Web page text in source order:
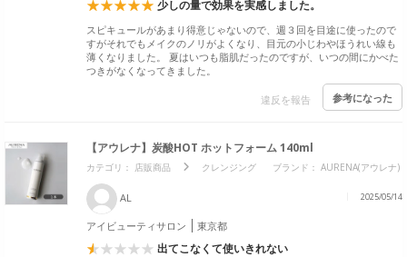
少しの量で効果を実感しました。
スピキュールがあまり得意じゃないので、週３回を目途に使ったので
すがそれでもメイクのノリがよくなり、目元の小じわやほうれい線も
薄くなりました。 夏はいつも脂肌だったのですが、いつの間にかべた
つきがなくなってきました。
違反を報告 参考になった
【アウレナ】炭酸HOT ホットフォーム 140ml
カテゴリ： 店販商品 クレンジング ブランド： AURENA(アウレナ)
AL 2025/05/14
アイビューティサロン 東京都
出てこなくて使いきれない